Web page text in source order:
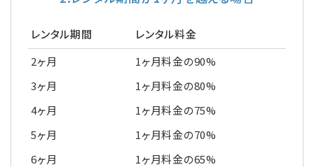
レンタル期間
レンタル料金
2ヶ月
1ヶ月料金の90%
3ヶ月
1ヶ月料金の80%
4ヶ月
1ヶ月料金の75%
5ヶ月
1ヶ月料金の70%
6ヶ月
1ヶ月料金の65%